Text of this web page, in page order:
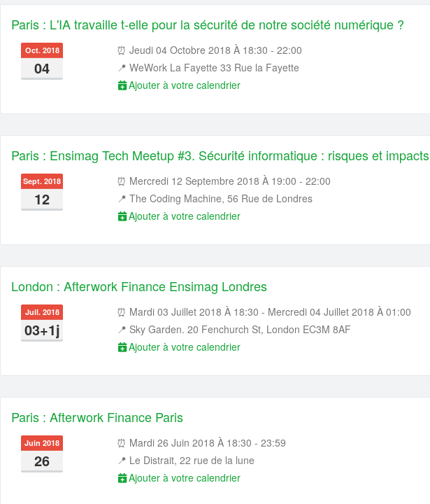
Paris : L'IA travaille t-elle pour la sécurité de notre société numérique ?
Oct. 2018
04
⏰ Jeudi 04 Octobre 2018 À 18:30 - 22:00
📍 WeWork La Fayette 33 Rue la Fayette
Ajouter à votre calendrier
Paris : Ensimag Tech Meetup #3. Sécurité informatique : risques et impacts
Sept. 2018
12
⏰ Mercredi 12 Septembre 2018 À 19:00 - 22:00
📍 The Coding Machine, 56 Rue de Londres
Ajouter à votre calendrier
London : Afterwork Finance Ensimag Londres
Juil. 2018
03+1j
⏰ Mardi 03 Juillet 2018 À 18:30 - Mercredi 04 Juillet 2018 À 01:00
📍 Sky Garden. 20 Fenchurch St, London EC3M 8AF
Ajouter à votre calendrier
Paris : Afterwork Finance Paris
Juin 2018
26
⏰ Mardi 26 Juin 2018 À 18:30 - 23:59
📍 Le Distrait, 22 rue de la lune
Ajouter à votre calendrier